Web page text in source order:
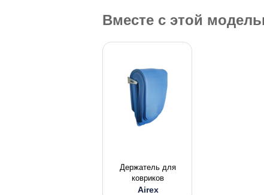
Вместе с этой
Держатель для
ковриков
Airex